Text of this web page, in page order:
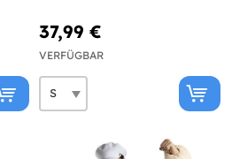
37,99 €
VERFÜGBAR